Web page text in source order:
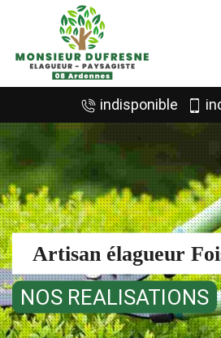
indisponible
Artisan élagueur
NOS REALISATIONS